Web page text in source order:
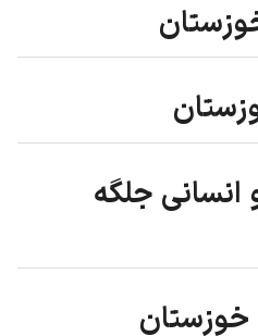
جلگه
خوزستان